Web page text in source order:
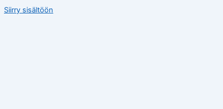
Siirry sisältöön